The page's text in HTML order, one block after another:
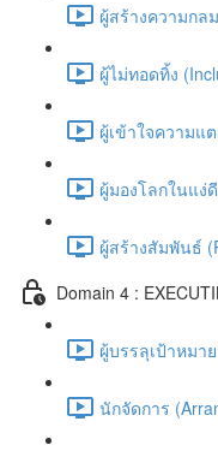
ผู้สร้างความกล
ผู้ไม่ทอดทิ้ง
ผู้เข้าใจความแ
ผู้มองโลกในแง่
ผู้สร้างสัมพันธ์
Domain 4 :
ผู้บรรลุเป้าหมา
นักจัดการ